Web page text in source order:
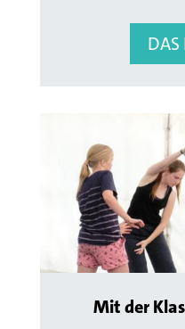
DAS
Mit der